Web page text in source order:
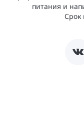
питания и
Срок